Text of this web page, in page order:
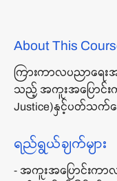
About This
ကြားကာလပညာရေ
သည့် အကူးအပြောင်းက
Justice)နှင့်ပတ်သက်သ
ရည်ရွယ်ချက်များ
⁃ အကူးအပြောင်းက